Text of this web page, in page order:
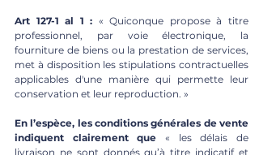
Art 127-1 al 1 : « Quiconque propose à titre
professionnel, par voie électronique, la
fourniture de biens ou la prestation de services,
met à disposition les stipulations contractuelles
applicables d'une manière qui permette leur
conservation et leur reproduction. »
En l’espèce, les conditions générales de vente
indiquent clairement que « les délais de
livraison ne sont donnés qu’à titre indicatif et